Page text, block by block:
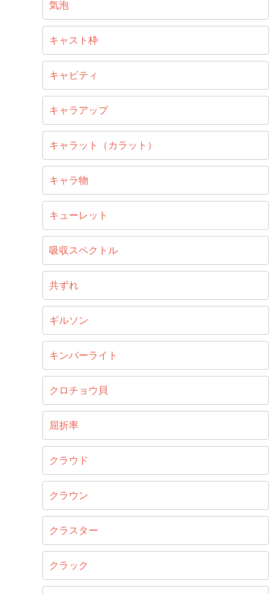
気泡
キャスト枠
キャビティ
キャラアップ
キャラット（カラット）
キャラ物
キューレット
吸収スペクトル
共ずれ
ギルソン
キンバーライト
クロチョウ貝
屈折率
クラウド
クラウン
クラスター
クラック